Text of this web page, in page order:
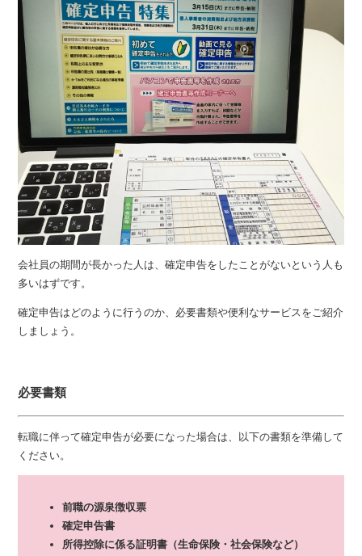
会社員の期間が長かった人は、確定申告をしたことがないという人も
多いはずです。
確定申告はどのように行うのか、必要書類や便利なサービスをご紹介
しましょう。
必要書類
転職に伴って確定申告が必要になった場合は、以下の書類を準備して
ください。
前職の源泉徴収票
確定申告書
所得控除に係る証明書（生命保険・社会保険など）